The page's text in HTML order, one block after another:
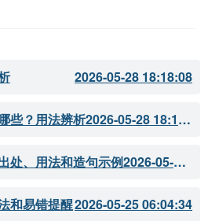
2026-05-28 18:18:08
些？用法辨析 2026-05-28 18:18:07
处、用法和造句示例 2026-05-28 18:18:05
和易错提醒2026-05-25 06:04:34